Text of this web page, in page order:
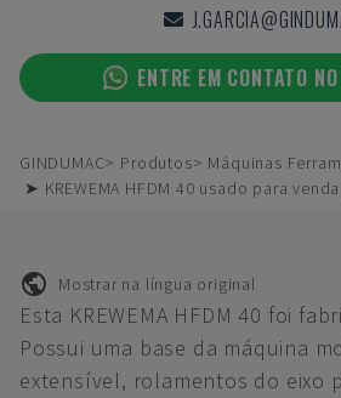
ENTRE EM CONTATO
GINDUMAC Produtos
Máquinas
➤ KREWEMA HFDM 40 usado para
Mostrar na língua original
Esta KREWEMA HFDM 40 foi
Possui uma base da máquina
extensível, rolamentos do eixo